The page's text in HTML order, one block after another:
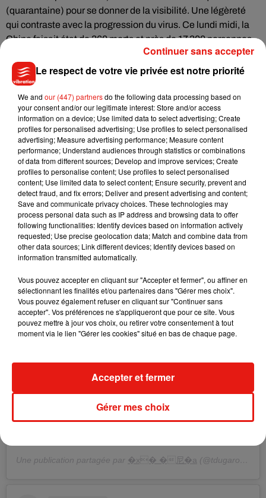
(quarantaine) pour se donner de la visibilité. Une légèreté
qui contraste avec la progression du virus. Ce lundi midi, la
Chine faisait état de 360 morts et près de 17.300 personnes
Voir cette publication sur Instagram
�aаѬанÂин�ܢ️ РабоÂђ оÂменили, пока на Èес€R дней!
-Никђда желаÂел�Rно не в�9�&оди€R. -Не ђезжа€R в
соседние гоѬода -Не посеÉа€R клђб�9, баѬ�9 и
месÂа где много л�}дей РабоÂа возобнови€Rся как все
пѬид�Â в ноѬмђ! А вообÉе сейÇас по планам
закђпи€Rся пѬодђкÂами и всем необ�&одим�9м (
бђдеÂ сиде€R дома�x܏ Я наде�}с�R , ÇÂо эÂђ
пѬоблемђ скоѬо ѬеÈаÂ и вс� не ђсђгђбиÂся !
china#shenzhen#коѬоновиѬђскиÂай#quarantine#city#peo
Une publication partagée par �x� �尼�a (@tdugarova) le
Le respect de votre vie privée est notre priorité
We and our (447) partnersdo the following data processing based on
your consent and/or our legitimate interest: Store and/or access
information on a device; Use limited data to select advertising; Create
profiles for personalised advertising; Use profiles to select personalised
advertising; Measure advertising performance; Measure content
performance; Understand audiences through statistics or combinations
of data from different sources; Develop and improve services; Create
profiles to personalise content; Use profiles to select personalised
content; Use limited data to select content; Ensure security, prevent and
detect fraud, and fix errors; Deliver and present advertising and content;
Save and communicate privacy choices. These technologies may
process personal data such as IP address and browsing data to offer
following functionalities: Identify devices based on information actively
requested; Use precise geolocation data; Match and combine data from
other data sources; Link different devices; Identify devices based on
information transmitted automatically.
Vous pouvez accepter en cliquant sur "Accepter et fermer", ou affiner en
sélectionnant les finalités et/ou partenaires dans "Gérer mes choix".
Vous pouvez également refuser en cliquant sur "Continuer sans
accepter". Vos préférences ne s'appliqueront que pour ce site. Vous
pouvez mettre à jour vos choix, ou retirer votre consentement à tout
moment via le lien "Gérer les cookies" situé en bas de chaque page.
Gérer mes choix
Accepter et fermer
Continuer sans accepter